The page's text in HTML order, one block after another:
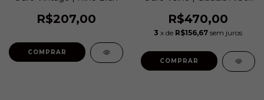
R$207,00
COMPRAR
R$470,00
3 x de R$156,67 sem juros
COMPRAR